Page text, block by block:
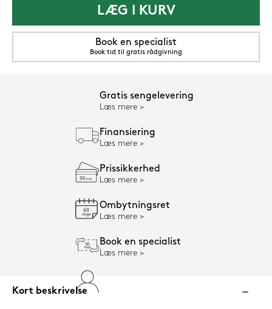
LÆG I KURV
Book en specialist
Book tid til gratis rådgivning
Gratis sengelevering
Læs mere
Finansiering
Læs mere
Prissikkerhed
Læs mere
Ombytningsret
Læs mere
Book en specialist
Læs mere
Kort beskrivelse